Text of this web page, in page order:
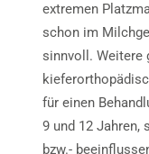
extremen
schon im
sinnvoll. Weitere
für einen
9 und 12 Jahren,
bzw.-